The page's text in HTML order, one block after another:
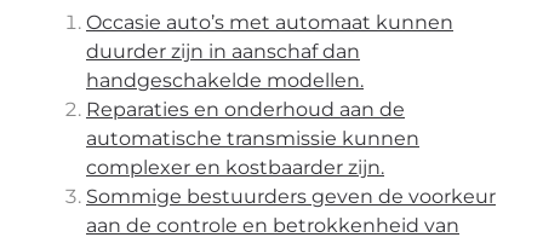
Occasie auto’s met automaat kunnen
duurder zijn in aanschaf dan
handgeschakelde modellen.
Reparaties en onderhoud aan de
automatische transmissie kunnen
complexer en kostbaarder zijn.
Sommige bestuurders geven de voorkeur
aan de controle en betrokkenheid van